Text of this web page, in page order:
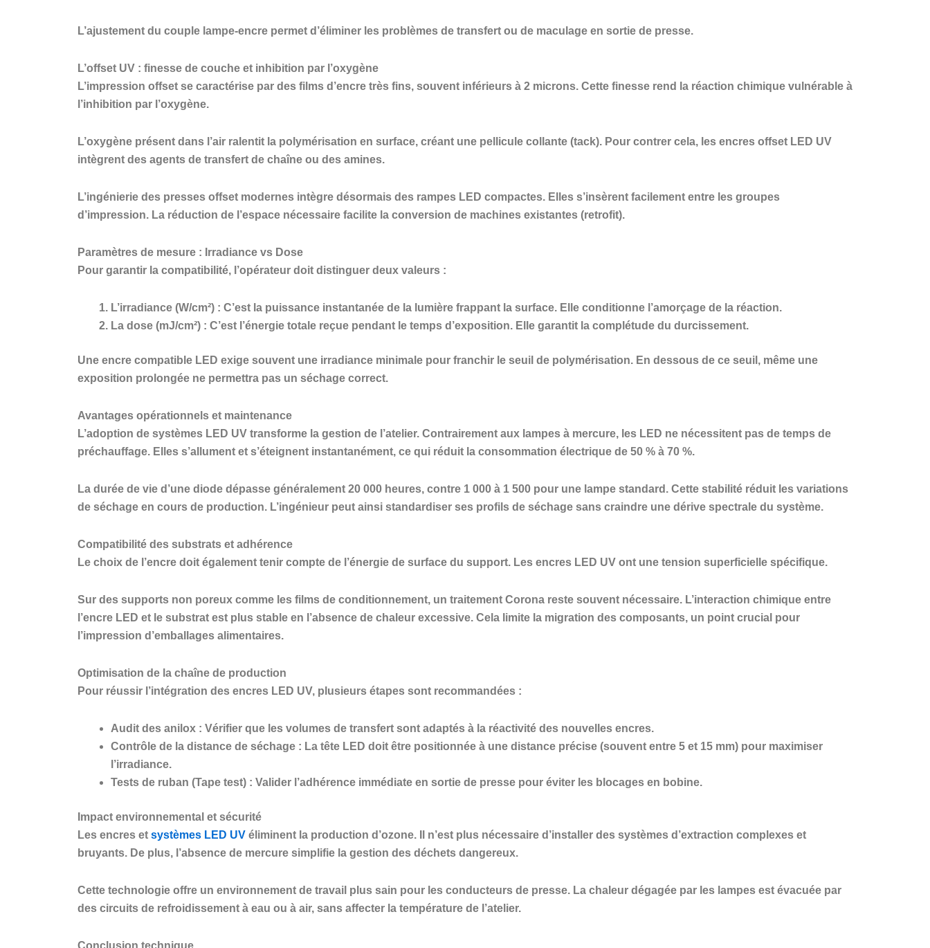
L’ajustement du couple lampe-encre permet d’éliminer les problèmes de transfert ou de maculage en sortie de presse.
L’offset UV : finesse de couche et inhibition par l’oxygène
L’impression offset se caractérise par des films d’encre très fins, souvent inférieurs à 2 microns. Cette finesse rend la réaction chimique vulnérable à
l’inhibition par l’oxygène.
L’oxygène présent dans l’air ralentit la polymérisation en surface, créant une pellicule collante (tack). Pour contrer cela, les encres offset LED UV
intègrent des agents de transfert de chaîne ou des amines.
L’ingénierie des presses offset modernes intègre désormais des rampes LED compactes. Elles s’insèrent facilement entre les groupes
d’impression. La réduction de l’espace nécessaire facilite la conversion de machines existantes (retrofit).
Paramètres de mesure : Irradiance vs Dose
Pour garantir la compatibilité, l’opérateur doit distinguer deux valeurs :
L’irradiance (W/cm²) : C’est la puissance instantanée de la lumière frappant la surface. Elle conditionne l’amorçage de la réaction.
La dose (mJ/cm²) : C’est l’énergie totale reçue pendant le temps d’exposition. Elle garantit la complétude du durcissement.
Une encre compatible LED exige souvent une irradiance minimale pour franchir le seuil de polymérisation. En dessous de ce seuil, même une
exposition prolongée ne permettra pas un séchage correct.
Avantages opérationnels et maintenance
L’adoption de systèmes LED UV transforme la gestion de l’atelier. Contrairement aux lampes à mercure, les LED ne nécessitent pas de temps de
préchauffage. Elles s’allument et s’éteignent instantanément, ce qui réduit la consommation électrique de 50 % à 70 %.
La durée de vie d’une diode dépasse généralement 20 000 heures, contre 1 000 à 1 500 pour une lampe standard. Cette stabilité réduit les variations
de séchage en cours de production. L’ingénieur peut ainsi standardiser ses profils de séchage sans craindre une dérive spectrale du système.
Compatibilité des substrats et adhérence
Le choix de l’encre doit également tenir compte de l’énergie de surface du support. Les encres LED UV ont une tension superficielle spécifique.
Sur des supports non poreux comme les films de conditionnement, un traitement Corona reste souvent nécessaire. L’interaction chimique entre
l’encre LED et le substrat est plus stable en l’absence de chaleur excessive. Cela limite la migration des composants, un point crucial pour
l’impression d’emballages alimentaires.
Optimisation de la chaîne de production
Pour réussir l’intégration des encres LED UV, plusieurs étapes sont recommandées :
Audit des anilox : Vérifier que les volumes de transfert sont adaptés à la réactivité des nouvelles encres.
Contrôle de la distance de séchage : La tête LED doit être positionnée à une distance précise (souvent entre 5 et 15 mm) pour maximiser
l’irradiance.
Tests de ruban (Tape test) : Valider l’adhérence immédiate en sortie de presse pour éviter les blocages en bobine.
Impact environnemental et sécurité
Les encres et systèmes LED UV éliminent la production d’ozone. Il n’est plus nécessaire d’installer des systèmes d’extraction complexes et
bruyants. De plus, l’absence de mercure simplifie la gestion des déchets dangereux.
Cette technologie offre un environnement de travail plus sain pour les conducteurs de presse. La chaleur dégagée par les lampes est évacuée par
des circuits de refroidissement à eau ou à air, sans affecter la température de l’atelier.
Conclusion technique